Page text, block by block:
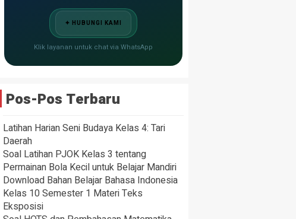
✦ HUBUNGI KAMI
Klik layanan untuk chat via WhatsApp
Pos-Pos Terbaru
Latihan Harian Seni Budaya Kelas 4: Tari
Daerah
Soal Latihan PJOK Kelas 3 tentang
Permainan Bola Kecil untuk Belajar Mandiri
Download Bahan Belajar Bahasa Indonesia
Kelas 10 Semester 1 Materi Teks
Eksposisi